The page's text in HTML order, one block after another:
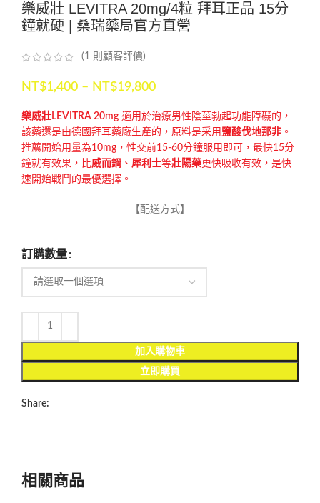
樂威壯 LEVITRA 20mg/4粒 拜耳正品 15分
鐘就硬 | 桑瑞藥局官方直營
(1 則顧客評價)
NT$1,400 – NT$19,800
樂威壯LEVITRA 20mg 適用於治療男性陰莖勃起功能障礙的，
該藥還是由德國拜耳藥廠生產的，原料是采用 鹽酸伐地那非 。
推薦開始用量為10mg，性交前15-60分鐘服用即可，最快15分
鐘就有效果，比威而鋼 、 犀利士等壯陽藥更快吸收有效，是快
速開始戰鬥的最優選擇。
【配送方式】
訂購數量
加入購物車
立即購買
Share:
相關商品